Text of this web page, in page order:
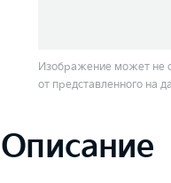
Изображение может не
от представленного на
Описание